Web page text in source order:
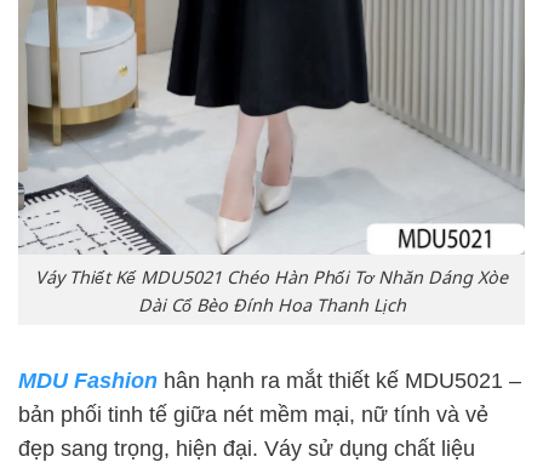
Váy Thiết Kế MDU5021 Chéo Hàn Phối Tơ Nhăn Dáng Xòe
Dài Cổ Bèo Đính Hoa Thanh Lịch
MDU Fashion hân hạnh ra mắt thiết kế MDU5021 –
bản phối tinh tế giữa nét mềm mại, nữ tính và vẻ
đẹp sang trọng, hiện đại. Váy sử dụng chất liệu